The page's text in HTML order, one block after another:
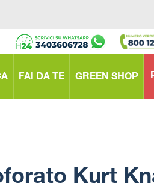
FAI DA TE GREEN SHOP
Kurt